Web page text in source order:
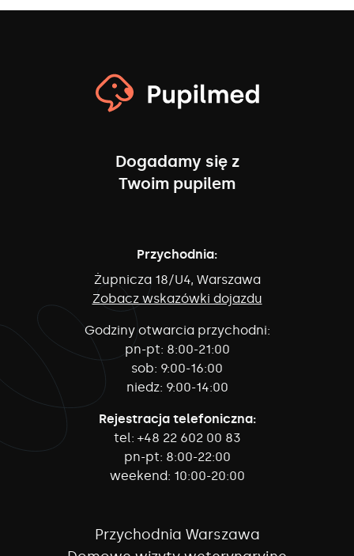
Dogadamy się z
Twoim pupilem
Przychodnia:
Żupnicza 18/U4, Warszawa
Zobacz wskazówki dojazdu
Godziny otwarcia przychodni:
pn-pt: 8:00-21:00
sob: 9:00-16:00
niedz: 9:00-14:00
Rejestracja telefoniczna:
tel: +48 22 602 00 83
pn-pt: 8:00-22:00
weekend: 10:00-20:00
Przychodnia Warszawa